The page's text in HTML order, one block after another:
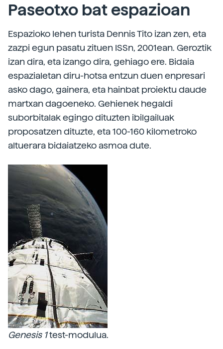
Paseotxo bat espazioan
Espazioko lehen turista Dennis Tito izan zen, eta
zazpi egun pasatu zituen ISSn, 2001ean. Geroztik
izan dira, eta izango dira, gehiago ere. Bidaia
espazialetan diru-hotsa entzun duen enpresari
asko dago, gainera, eta hainbat proiektu daude
martxan dagoeneko. Gehienek hegaldi
suborbitalak egingo dituzten ibilgailuak
proposatzen dituzte, eta 100-160 kilometroko
altuerara bidaiatzeko asmoa dute.
Genesis 1test-modulua.